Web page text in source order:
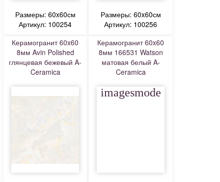
Размеры: 60x60см
Артикул: 100254
Размеры: 60x60см
Артикул: 100256
Керамогранит 60x60
8мм Avin Polished
глянцевая бежевый A-
Ceramica
Керамогранит 60x60
8мм 166531 Watson
матовая белый A-
Ceramica
imagesmode